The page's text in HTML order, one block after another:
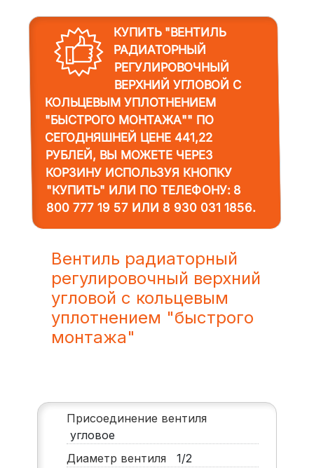
КУПИТЬ "ВЕНТИЛЬ
РАДИАТОРНЫЙ
РЕГУЛИРОВОЧНЫЙ
ВЕРХНИЙ УГЛОВОЙ С
КОЛЬЦЕВЫМ УПЛОТНЕНИЕМ
"БЫСТРОГО МОНТАЖА"" ПО
СЕГОДНЯШНЕЙ ЦЕНЕ 441,22
РУБЛЕЙ, ВЫ МОЖЕТЕ ЧЕРЕЗ
КОРЗИНУ ИСПОЛЬЗУЯ КНОПКУ
"КУПИТЬ" ИЛИ ПО ТЕЛЕФОНУ: 8
800 777 19 57ИЛИ 8 930 031 1856.
Вентиль радиаторный
регулировочный верхний
угловой с кольцевым
уплотнением "быстрого
монтажа"
Присоединение вентиля
угловое
Диаметр вентиля
1/2